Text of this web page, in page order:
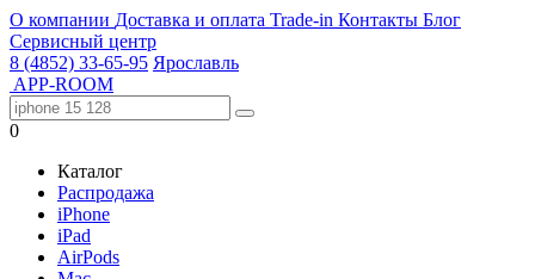
О компании Доставка и оплата Trade-in Контакты Блог
Сервисный центр
8 (4852) 33-65-95 Ярославль
APP-ROOM
0
Каталог
Распродажа
iPhone
iPad
AirPods